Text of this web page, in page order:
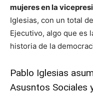
mujeres en la
Iglesias, con un total
Ejecutivo, algo que es
historia de la
Pablo Iglesias
Asusntos Sociales